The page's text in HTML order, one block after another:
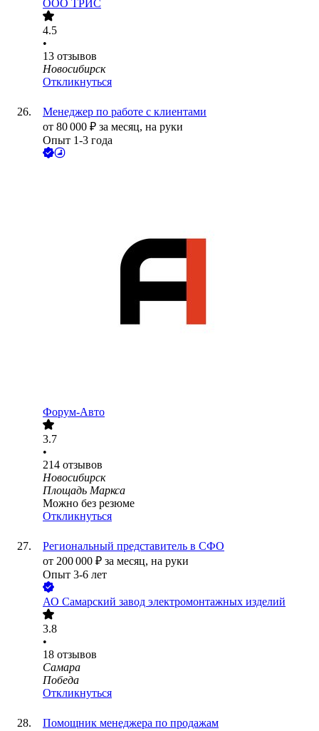
ООО ТРИС
4.5
•
13 отзывов
Новосибирск
Откликнуться
Менеджер по работе с клиентами
от 80 000 ₽ за месяц, на руки
Опыт 1-3 года
Форум-Авто
3.7
•
214 отзывов
Новосибирск
Площадь Маркса
Можно без резюме
Откликнуться
Региональный представитель в СФО
от 200 000 ₽ за месяц, на руки
Опыт 3-6 лет
АО Самарский завод электромонтажных изделий
3.8
•
18 отзывов
Самара
Победа
Откликнуться
Помощник менеджера по продажам